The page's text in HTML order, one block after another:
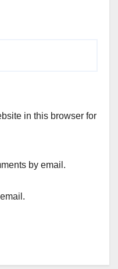
in this browser for
by email.